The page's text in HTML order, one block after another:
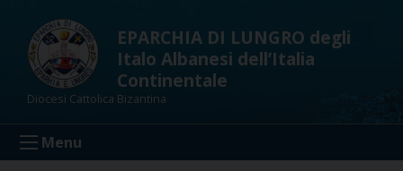
content
EPARCHIA DI LUNGRO degli
Italo Albanesi dell’Italia
Continentale
Diocesi Cattolica Bizantina
Menu